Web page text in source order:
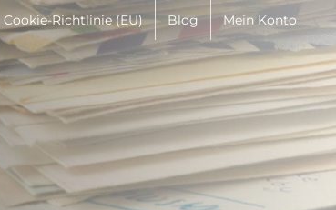
Cookie-Richtlinie (EU) Blog Mein Konto